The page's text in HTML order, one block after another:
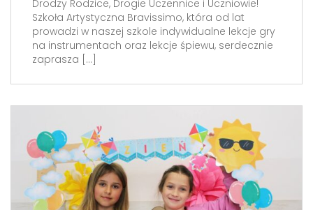
Drodzy Rodzice, Drogie Uczennice i Uczniowie!
Szkoła Artystyczna Bravissimo, która od lat
prowadzi w naszej szkole indywidualne lekcje gry
na instrumentach oraz lekcje śpiewu, serdecznie
zaprasza […]